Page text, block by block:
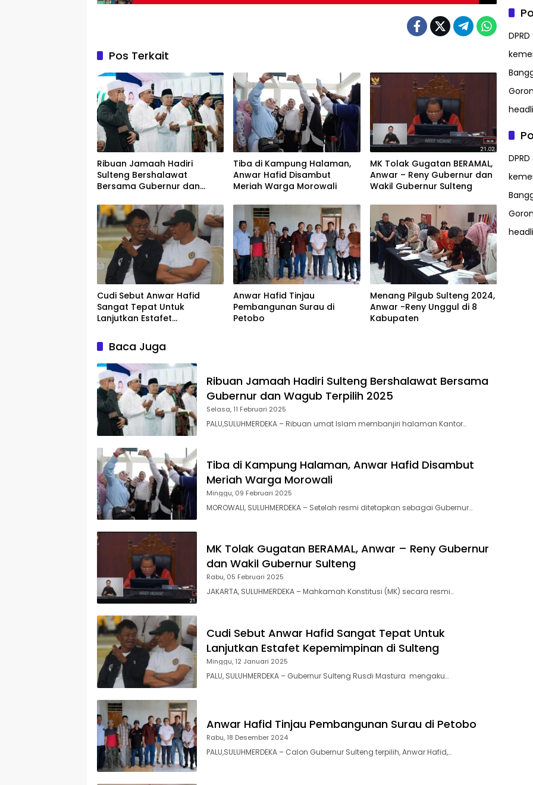
Pos Terkait
Ribuan Jamaah Hadiri
Sulteng Bershalawat
Bersama Gubernur dan
Tiba di Kampung Halaman,
Anwar Hafid Disambut
Meriah Warga Morowali
MK Tolak Gugatan BERAMAL,
Anwar – Reny Gubernur dan
Wakil Gubernur Sulteng
Cudi Sebut Anwar Hafid
Sangat Tepat Untuk
Lanjutkan Estafet
Anwar Hafid Tinjau
Pembangunan Surau di
Petobo
Menang Pilgub Sulteng 2024,
Anwar -Reny Unggul di 8
Kabupaten
Baca Juga
Ribuan Jamaah Hadiri Sulteng Bershalawat Bersama
Gubernur dan Wagub Terpilih 2025
Selasa, 11 Februari 2025
PALU,SULUHMERDEKA – Ribuan umat Islam membanjiri halaman Kantor…
Tiba di Kampung Halaman, Anwar Hafid Disambut
Meriah Warga Morowali
Minggu, 09 Februari 2025
MOROWALI, SULUHMERDEKA – Setelah resmi ditetapkan sebagai Gubernur…
MK Tolak Gugatan BERAMAL, Anwar – Reny Gubernur
dan Wakil Gubernur Sulteng
Rabu, 05 Februari 2025
JAKARTA, SULUHMERDEKA – Mahkamah Konstitusi (MK) secara resmi…
Cudi Sebut Anwar Hafid Sangat Tepat Untuk
Lanjutkan Estafet Kepemimpinan di Sulteng
Minggu, 12 Januari 2025
PALU, SULUHMERDEKA – Gubernur Sulteng Rusdi Mastura mengaku…
Anwar Hafid Tinjau Pembangunan Surau di Petobo
Rabu, 18 Desember 2024
PALU,SULUHMERDEKA – Calon Gubernur Sulteng terpilih, Anwar Hafid,…